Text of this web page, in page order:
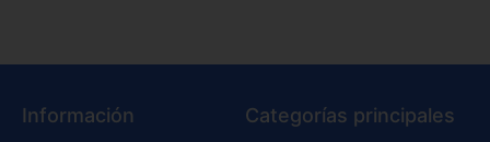
Información Categorías principales